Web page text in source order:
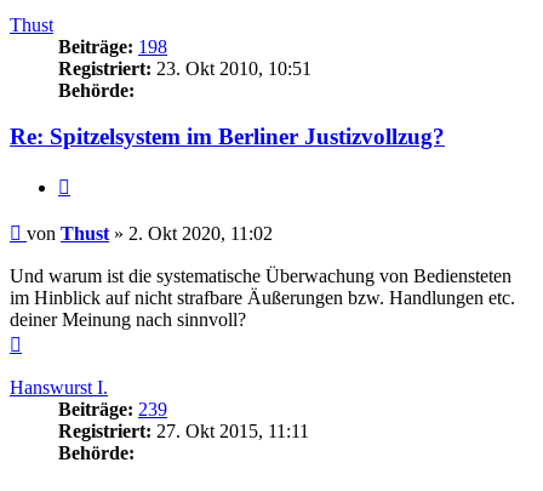
Thust
Beiträge: 198
Registriert: 23. Okt 2010, 10:51
Behörde:
Re: Spitzelsystem im Berliner Justizvollzug?
Beitrag
von Thust » 2. Okt 2020, 11:02
Und warum ist die systematische Überwachung von Bediensteten
im Hinblick auf nicht strafbare Äußerungen bzw. Handlungen etc.
deiner Meinung nach sinnvoll?
Hanswurst I.
Beiträge: 239
Registriert: 27. Okt 2015, 11:11
Behörde: